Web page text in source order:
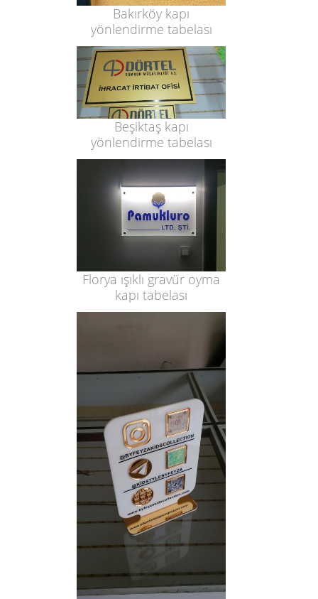
Bakırköy kapı
yönlendirme tabelası
Beşiktaş kapı
yönlendirme tabelası
Florya ışıklı gravür oyma
kapı tabelası